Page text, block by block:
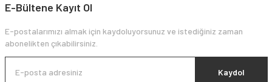
E-Bültene Kayıt Ol
E-postalarımızı almak için kaydoluyorsunuz ve istediğiniz zaman
abonelikten çıkabilirsiniz.
Kaydol